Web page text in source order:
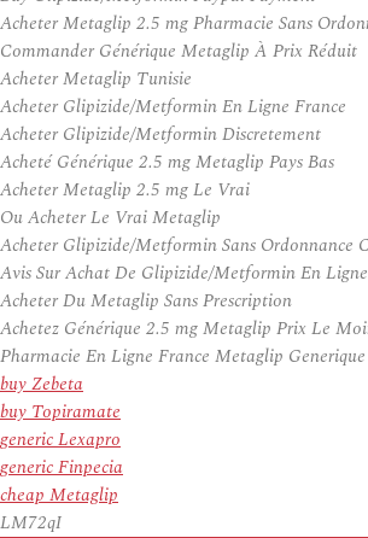
Acheter Metaglip 2.5 mg Pharmacie Sans
Commander Générique Metaglip À Prix Réduit
Acheter Metaglip Tunisie
Acheter Glipizide/Metformin En Ligne France
Acheter Glipizide/Metformin Discretement
Acheté Générique 2.5 mg Metaglip Pays Bas
Acheter Metaglip 2.5 mg Le Vrai
Ou Acheter Le Vrai Metaglip
Acheter Glipizide/Metformin Sans Ordonnance
Avis Sur Achat De Glipizide/Metformin En Ligne
Acheter Du Metaglip Sans Prescription
Achetez Générique 2.5 mg Metaglip Prix Le
Pharmacie En Ligne France Metaglip Generique
buy Zebeta
buy Topiramate
generic Lexapro
generic Finpecia
cheap Metaglip
LM72qI